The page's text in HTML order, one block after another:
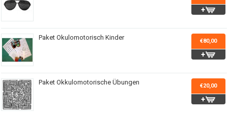
Paket Okulomotorisch Kinder €80,00
Paket Okkulomotorische Übungen €20,00